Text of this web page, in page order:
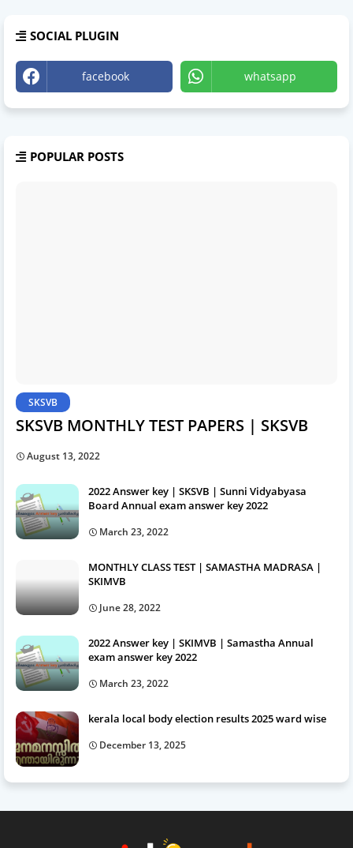
SOCIAL PLUGIN
facebook whatsapp
POPULAR POSTS
SKSVB
SKSVB MONTHLY TEST PAPERS | SKSVB
August 13, 2022
2022 Answer key | SKSVB | Sunni Vidyabyasa
Board Annual exam answer key 2022
March 23, 2022
MONTHLY CLASS TEST | SAMASTHA MADRASA |
SKIMVB
June 28, 2022
2022 Answer key | SKIMVB | Samastha Annual
exam answer key 2022
March 23, 2022
kerala local body election results 2025 ward wise
December 13, 2025